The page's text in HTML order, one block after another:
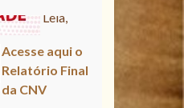
Acesse aqui o
Relatório Final
da CNV
Acesse